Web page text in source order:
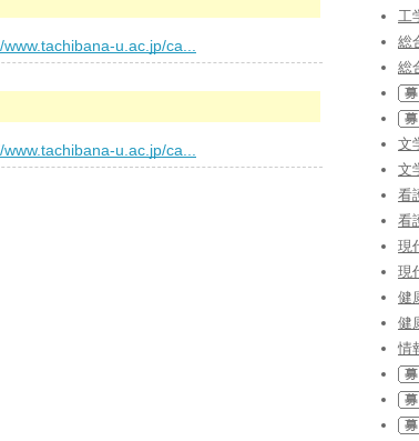
u.ac.jp/ca...
u.ac.jp/ca...
工
総
総
文
文
看
看
現
現
健
健
情